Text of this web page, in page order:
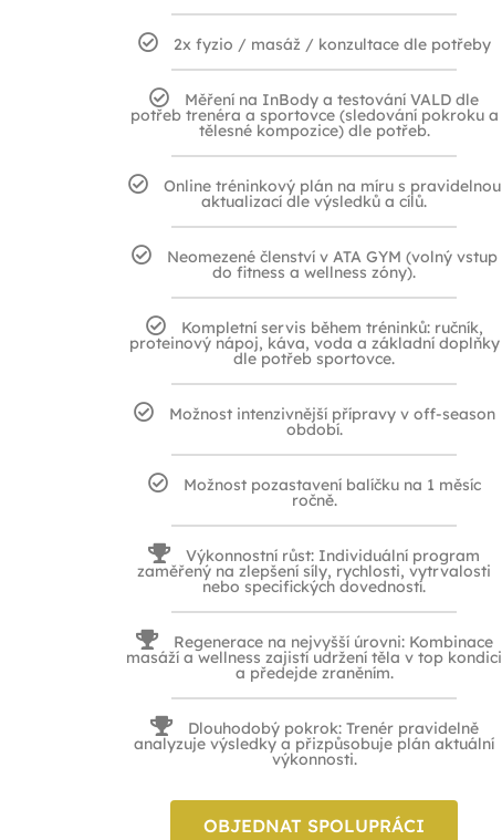
2x fyzio / masáž / konzultace dle potřeby
Měření na InBody a testování VALD dle
potřeb trenéra a sportovce (sledování pokroku a
tělesné kompozice) dle potřeb.
Online tréninkový plán na míru s pravidelnou
aktualizací dle výsledků a cílů.
Neomezené členství v ATA GYM (volný vstup
do fitness a wellness zóny).
Kompletní servis během tréninků: ručník,
proteinový nápoj, káva, voda a základní doplňky
dle potřeb sportovce.
Možnost intenzivnější přípravy v off-season
období.
Možnost pozastavení balíčku na 1 měsíc
ročně.
Výkonnostní růst: Individuální program
zaměřený na zlepšení síly, rychlosti, vytrvalosti
nebo specifických dovedností.
Regenerace na nejvyšší úrovni: Kombinace
masáží a wellness zajistí udržení těla v top kondici
a předejde zraněním.
Dlouhodobý pokrok: Trenér pravidelně
analyzuje výsledky a přizpůsobuje plán aktuální
výkonnosti.
OBJEDNAT SPOLUPRÁCI